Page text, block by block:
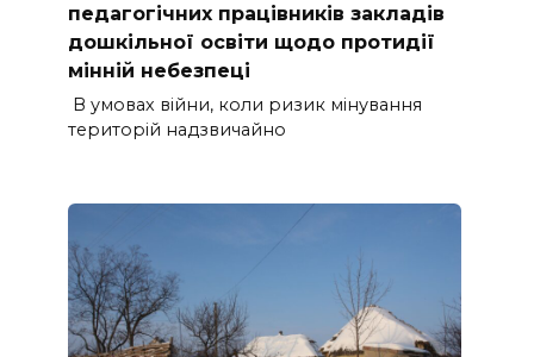
педагогічних працівників закладів
дошкільної освіти щодо протидії
мінній небезпеці
В умовах війни, коли ризик мінування
територій надзвичайно